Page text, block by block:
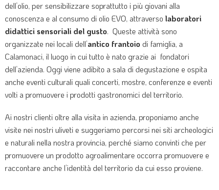
dell’olio, per sensibilizzare soprattutto i più giovani alla
conoscenza e al consumo di olio EVO, attraverso laboratori
didattici sensoriali del gusto. Queste attività sono
organizzate nei locali dell’antico frantoio di famiglia, a
Calamonaci, il luogo in cui tutto è nato grazie ai fondatori
dell’azienda. Oggi viene adibito a sala di degustazione e ospita
anche eventi culturali quali concerti, mostre, conferenze e eventi
volti a promuovere i prodotti gastronomici del territorio.
Ai nostri clienti oltre alla visita in azienda, proponiamo anche
visite nei nostri uliveti e suggeriamo percorsi nei siti archeologici
e naturali nella nostra provincia, perché siamo convinti che per
promuovere un prodotto agroalimentare occorra promuovere e
raccontare anche l’identità del territorio da cui esso proviene.